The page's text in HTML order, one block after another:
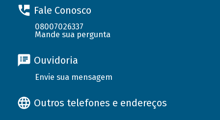
Fale Conosco
08007026337
Mande sua pergunta
Ouvidoria
Envie sua mensagem
Outros telefones e endereços